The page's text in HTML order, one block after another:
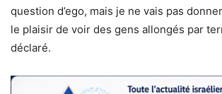
question d’ego, mais je ne vais pas
le plaisir de voir des gens allongés par
déclaré.